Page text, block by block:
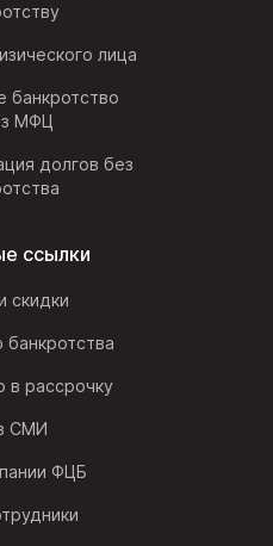
лица
банкротство
МФЦ
долгов без
ссылки
скидки
банкротства
в рассрочку
СМИ
ФЦБ